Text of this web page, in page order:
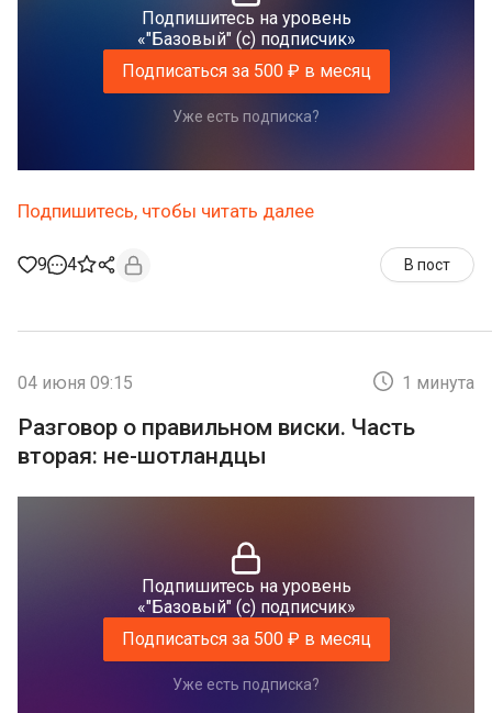
Подпишитесь на уровень
«"Базовый" (с) подписчик»
Подписаться за 500 ₽ в месяц
Уже есть подписка?
Подпишитесь, чтобы читать далее
9 4 В пост
04 июня 09:15 1 минута
Разговор о правильном виски. Часть
вторая: не-шотландцы
Подпишитесь на уровень
«"Базовый" (с) подписчик»
Подписаться за 500 ₽ в месяц
Уже есть подписка?